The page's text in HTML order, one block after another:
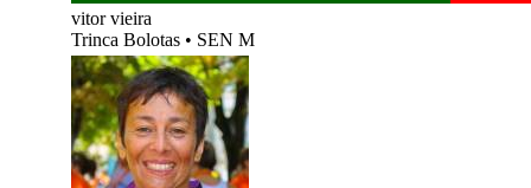
vitor vieira
Trinca Bolotas • SEN M